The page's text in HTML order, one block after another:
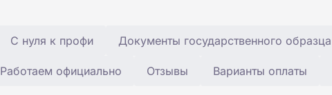
С нуля к профи Документы государственного образца
Работаем официально Отзывы Варианты оплаты